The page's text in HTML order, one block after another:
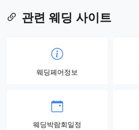
관련 웨딩 사이트
웨딩페어정보
웨딩박람회일정